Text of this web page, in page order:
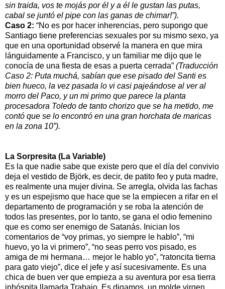
sin traida, vos te mojás por él y a él le gustan las putas,
cabal se juntó el pipe con las ganas de chimar!”).
Caso 2: “No es por hacer inherencias, pero supongo que
Santiago tiene preferencias sexuales por su mismo sexo, ya
que en una oportunidad observé la manera en que mira
lánguidamente a Francisco, y un familiar me dijo que le
conocía de una fiesta de esas a puerta cerrada” (Traducción
Caso 2: Puta muchá, sabían que ese pisado del Santi es
bien hueco, la vez pasada lo vi casi pajeándose al ver al
morro del Paco, y un mi primo que parece la planta
procesadora Toledo de tanto chorizo que se ha metido, me
contó que se lo encontró en una gran horchata de maricas
en la zona 10”).
La Sorpresita (La Variable)
Es la que nadie sabe que existe pero que el día del convivio
deja el vestido de Björk, es decir, de patito feo y puta madre,
es realmente una mujer divina. Se arregla, olvida las fachas
y es un espejismo que hace que se la empiecen a rifar en el
departamento de programación y se roba la atención de
todos las presentes, por lo tanto, se gana el odio femenino
que es como ser enemigo de Satanás. Inician los
comentarios de “voy primas, yo siempre le hablo”, “mi
huevo, yo la vi primero”, “no seas perro vos pisado, es
amiga de mi hermana… mejor le hablo yo”, “ratoncita tierna
para gato viejo”, dice el jefe y así sucesivamente. Es una
chica de buen ver que empieza a su aventura por esa tierra
inhóspita llamada Trabajo. Es digamos, un molde virgen.